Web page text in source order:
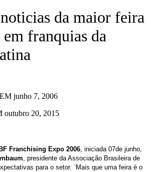
da maior feira
franquias da
junho 7, 2006
20, 2015
Franchising Expo 2006, iniciada 07de junho,
, presidente da Associação Brasileira de
para o setor. `Mais que uma feira é o